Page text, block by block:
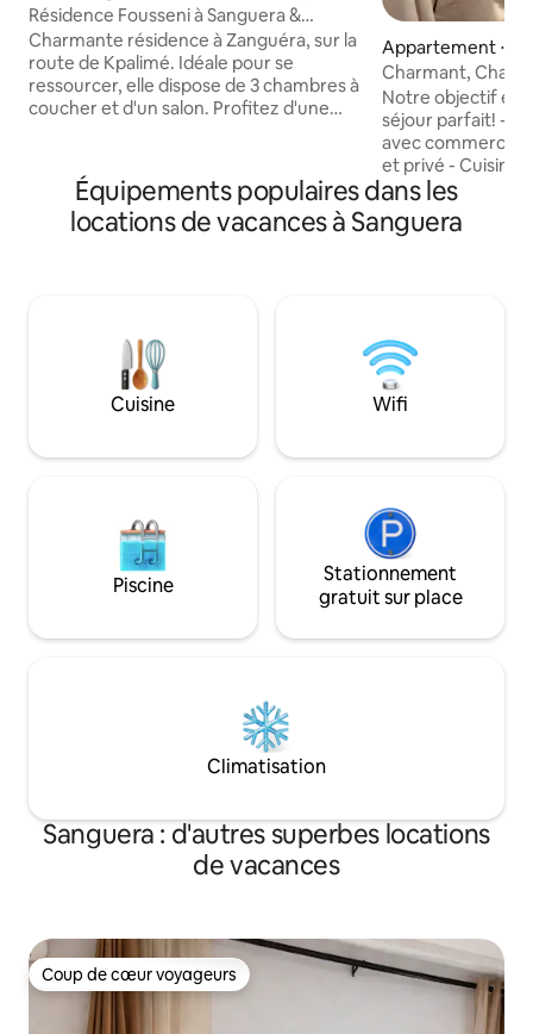
Résidence Fousseni à Sanguera &
groupe électrogène
Charmante résidence à Zanguéra, sur la
route de Kpalimé. Idéale pour se
ressourcer, elle dispose de 3 chambres à
coucher et d'un salon. Profitez d'une
sûr, parfait pour les familles. A proximité
bord de la piscine tous les vendredi soir
Appartement ⋅
Charmant,
Notre objectif est
séjour parfait! -
avec commerces
et privé - Cuisine
Lit King avec
reposant - La
de vous aider! -
interne gratuit
Équipements populaires dans les
locations de vacances à Sanguera
Cuisine Wifi
Piscine
Stationnement
gratuit sur place
Climatisation
Sanguera : d'autres superbes locations
de vacances
Coup de cœur voyageurs
Coup de cœur voyageurs